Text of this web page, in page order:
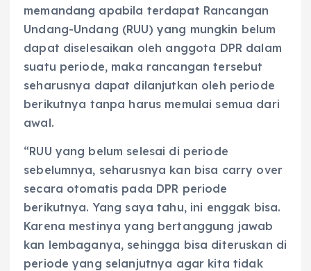
memandang apabila terdapat Rancangan
Undang-Undang (RUU) yang mungkin belum
dapat diselesaikan oleh anggota DPR dalam
suatu periode, maka rancangan tersebut
seharusnya dapat dilanjutkan oleh periode
berikutnya tanpa harus memulai semua dari
awal.
“RUU yang belum selesai di periode
sebelumnya, seharusnya kan bisa carry over
secara otomatis pada DPR periode
berikutnya. Yang saya tahu, ini enggak bisa.
Karena mestinya yang bertanggung jawab
kan lembaganya, sehingga bisa diteruskan di
periode yang selanjutnya agar kita tidak